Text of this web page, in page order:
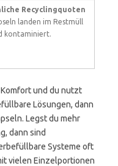
Recyclingquoten
landen im Restmüll
kontaminiert.
und du nutzt
Lösungen, dann
Legst du mehr
dann sind
Systeme oft
vielen Einzelportionen